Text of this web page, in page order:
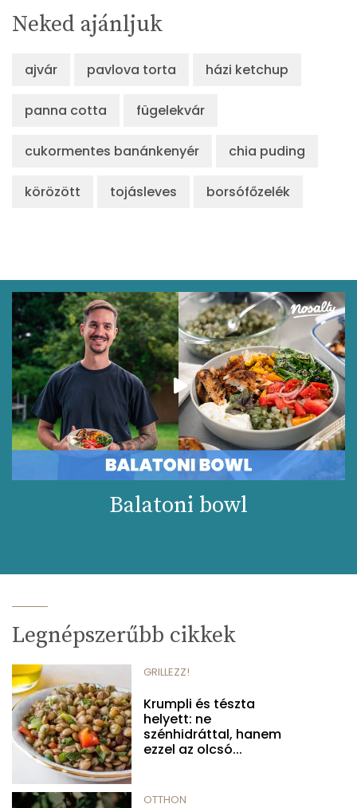
Neked ajánljuk
ajvár pavlova torta házi ketchup
panna cotta fügelekvár
cukormentes banánkenyér chia puding
körözött tojásleves borsófőzelék
Balatoni bowl
Legnépszerűbb cikkek
GRILLEZZ!
Krumpli és tészta
helyett: ne
szénhidráttal, hanem
ezzel az olcsó...
OTTHON